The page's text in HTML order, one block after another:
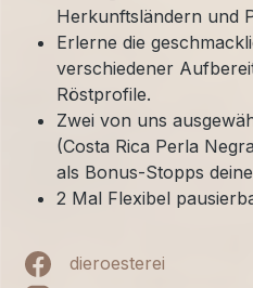
Herkunftsländern und
Erlerne die
verschiedener
Röstprofile.
Zwei von uns
(Costa Rica Perla
als Bonus-Stopps
2 Mal Flexibel
dieroesterei